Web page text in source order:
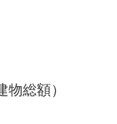
総額）